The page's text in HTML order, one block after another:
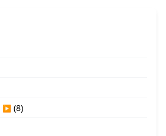
▶ (8)